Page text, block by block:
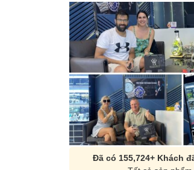
Đã có 155,724+ Khách